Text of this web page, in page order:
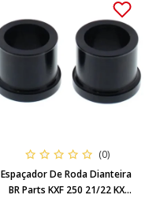
(0)
Espaçador De Roda Dianteira
BR Parts KXF 250 21/22 KX